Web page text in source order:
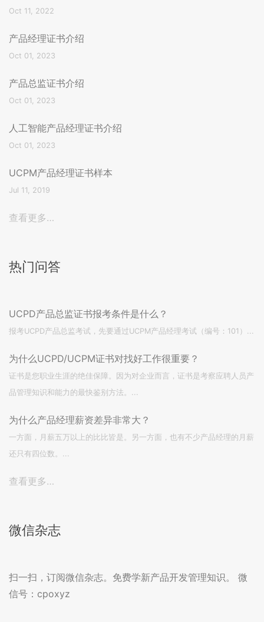
Oct 11, 2022
产品经理证书介绍
Oct 01, 2023
产品总监证书介绍
Oct 01, 2023
人工智能产品经理证书介绍
Oct 01, 2023
UCPM产品经理证书样本
Jul 11, 2019
查看更多…
热门问答
UCPD产品总监证书报考条件是什么？
报考UCPD产品总监考试，先要通过UCPM产品经理考试（编号：101）...
为什么UCPD/UCPM证书对找好工作很重要？
证书是您职业生涯的绝佳保障。因为对企业而言，证书是考察应聘人员产
品管理知识和能力的最快鉴别方法。...
为什么产品经理薪资差异非常大？
一方面，月薪五万以上的比比皆是。另一方面，也有不少产品经理的月薪
还只有四位数。...
查看更多…
微信杂志
扫一扫，订阅微信杂志。免费学新产品开发管理知识。 微
信号：cpoxyz